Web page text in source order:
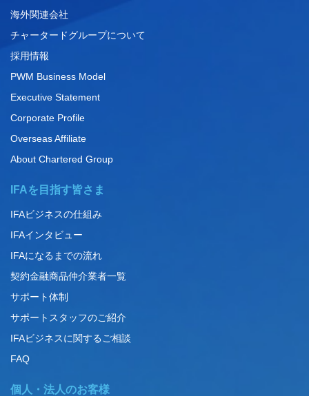
海外関連会社
チャータードグループについて
採用情報
PWM Business Model
Executive Statement
Corporate Profile
Overseas Affiliate
About Chartered Group
IFAを目指す皆さま
IFAビジネスの仕組み
IFAインタビュー
IFAになるまでの流れ
契約金融商品仲介業者一覧
サポート体制
サポートスタッフのご紹介
IFAビジネスに関するご相談
FAQ
個人・法人のお客様